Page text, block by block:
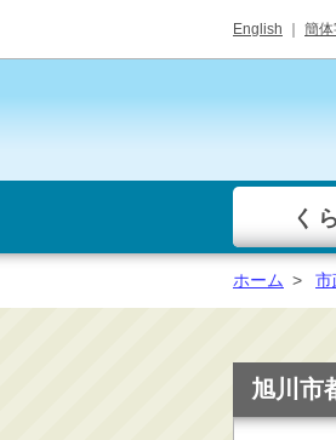
English 簡
く
総合窓口
手続き・届
ホーム > 市
旭川市